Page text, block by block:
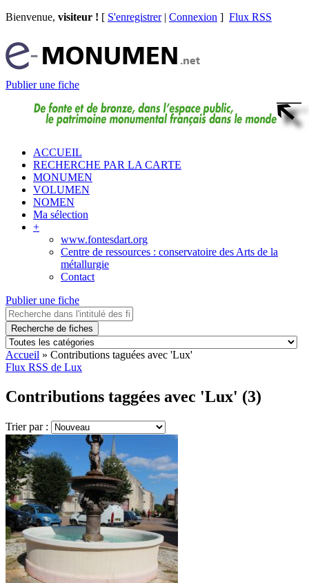
Bienvenue, visiteur ! [ S'enregistrer| Connexion ] Flux RSS
Publier une fiche
ACCUEIL
RECHERCHE PAR LA CARTE
MONUMEN
VOLUMEN
NOMEN
Ma sélection
+
www.fontesdart.org
Centre de ressources : conservatoire des Arts de la
métallurgie
Contact
Publier une fiche
Recherche de fiches
Accueil » Contributions taguées avec 'Lux'
Flux RSS de Lux
Contributions taggées avec 'Lux' (3)
Trier par :